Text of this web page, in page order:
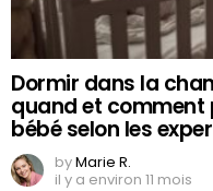
Dormir dans la
quand et
bébé selon les
byMarie R.
il y a environ 11 mois